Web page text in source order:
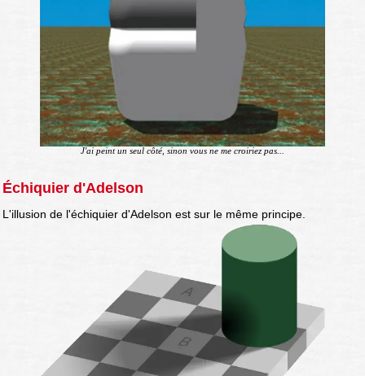
J'ai peint un seul côté, sinon vous ne me croiriez pas...
Échiquier d'Adelson
L'illusion de l'échiquier d'Adelson est sur le même principe.